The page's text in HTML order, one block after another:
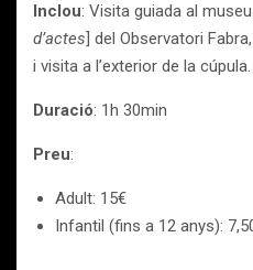
Inclou: Visita guiada al
d’actes] del Observatori
i visita a l’exterior de la cúpula.
Duració: 1h 30min
Preu:
Adult: 15€
Infantil (fins a 12 anys):